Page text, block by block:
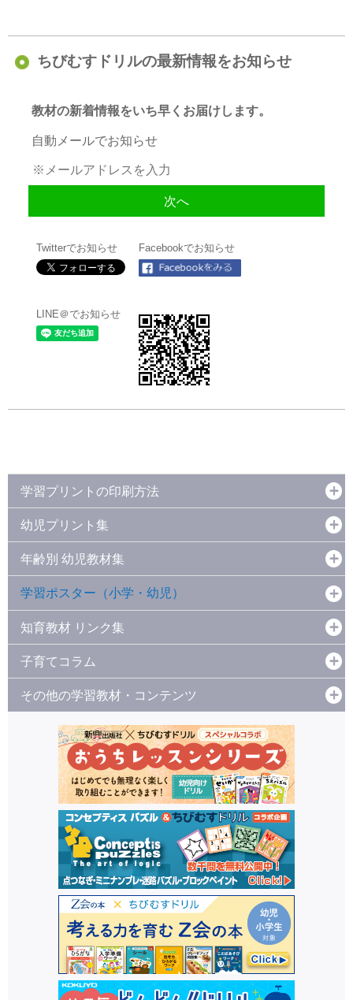
ちびむすドリルの最新情報をお知らせ
教材の新着情報をいち早くお届けします。
自動メールでお知らせ
Twitterでお知らせ Facebookでお知らせ
LINE＠でお知らせ
学習プリントの印刷方法
幼児プリント集
年齢別 幼児教材集
学習ポスター（小学・幼児）
知育教材 リンク集
子育てコラム
その他の学習教材・コンテンツ